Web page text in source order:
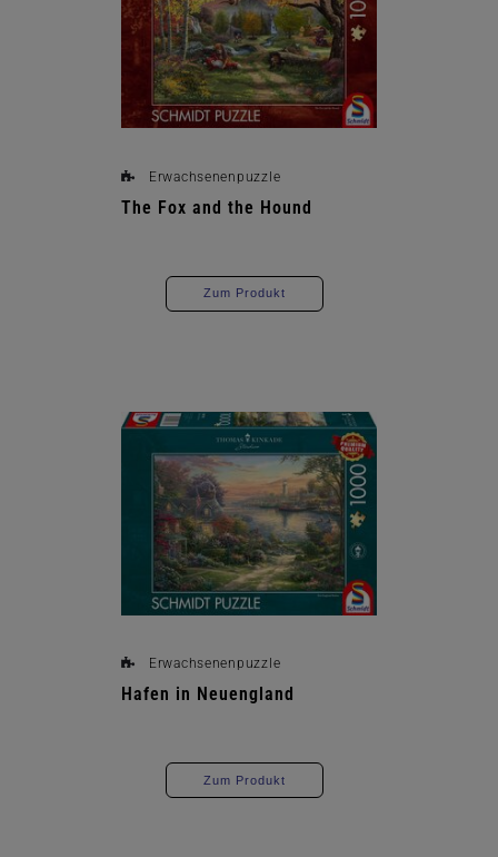
Erwachsenenpuzzle
The Fox and the Hound
Zum Produkt
Erwachsenenpuzzle
Hafen in Neuengland
Zum Produkt